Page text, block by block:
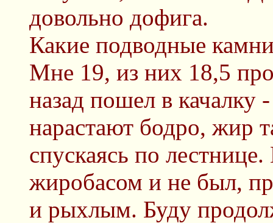
довольно дофига.
Какие подводные
Мне 19, из них 18,5
назад пошел в
нарастают бодро, жир
спускаясь по
жиробасом и не был,
и рыхлым. Буду